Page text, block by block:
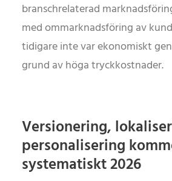
branschrelaterad
med ommarknadsföring av
tidigare inte var ekonomiskt
grund av höga tryckkostnader.
Versionering,
personalisering
systematiskt 2026